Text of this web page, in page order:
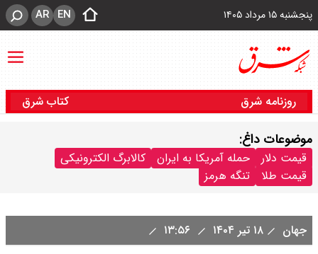
پنجشنبه ۱۵ مرداد ۱۴۰۵ EN
AR
روزنامه شرق کتاب شرق
موضوعات داغ:
قیمت دلار حمله آمریکا به ایران
کالابرگ الکترونیکی
قیمت طلا
تنگه هرمز
جهان ۱۸ تیر ۱۴۰۴